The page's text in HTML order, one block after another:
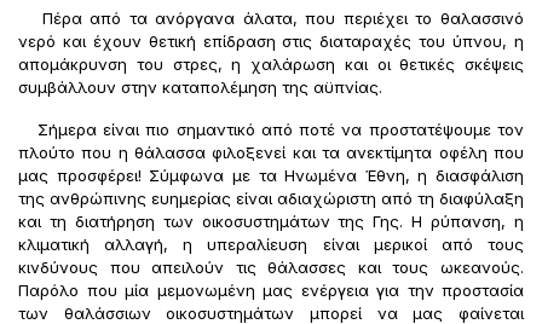
Πέρα από τα ανόργανα άλατα, που περιέχει το θαλασσινό
νερό και έχουν θετική επίδραση στις διαταραχές του ύπνου, η
απομάκρυνση του στρες, η χαλάρωση και οι θετικές σκέψεις
συμβάλλουν στην καταπολέμηση της αϋπνίας.
Σήμερα είναι πιο σημαντικό από ποτέ να προστατέψουμε τον
πλούτο που η θάλασσα φιλοξενεί και τα ανεκτίμητα οφέλη που
μας προσφέρει! Σύμφωνα με τα Ηνωμένα Έθνη, η διασφάλιση
της ανθρώπινης ευημερίας είναι αδιαχώριστη από τη διαφύλαξη
και τη διατήρηση των οικοσυστημάτων της Γης. Η ρύπανση, η
κλιματική αλλαγή, η υπεραλίευση είναι μερικοί από τους
κινδύνους που απειλούν τις θάλασσες και τους ωκεανούς.
Παρόλο που μία μεμονωμένη μας ενέργεια για την προστασία
των θαλάσσιων οικοσυστημάτων μπορεί να μας φαίνεται